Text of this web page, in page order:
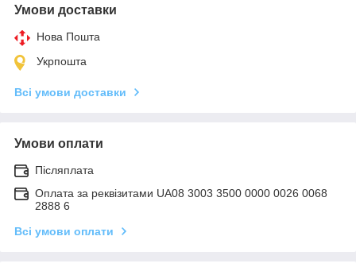
Умови доставки
Нова Пошта
Укрпошта
Всі умови доставки
Умови оплати
Післяплата
Оплата за реквізитами UA08 3003 3500 0000 0026 0068
2888 6
Всі умови оплати